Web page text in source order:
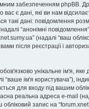
забезпеченням phpBB.
вас є дані, які ви нам
такі дані: повідомлення
“анонімні
(надалі “ваш
після реєстрації і
унікальне ім'я, яке
“ваше ім'я користувача”),
для входу під вашим
реальна адреса e-mail
запис на